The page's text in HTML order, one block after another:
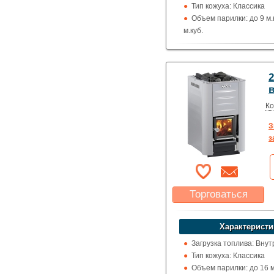
Тип кожуха: Классика
Объем парилки: до 9
м.куб.
Дверца: Глухая
Топка (материал):
Использование: Для
Производитель:
Торговаться
Какая цена Вас
устроит?
Указать цену
Загрузка топлива:
Тип кожуха: Классика
Объем парилки: до 16